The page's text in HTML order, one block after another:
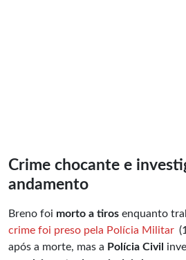
Crime chocante e
andamento
Breno foi morto a tiros enquanto
crime foi preso pela Polícia Militar
após a morte, mas a Polícia Civil